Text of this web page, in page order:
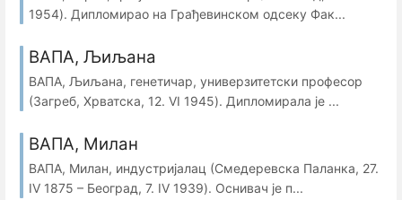
1954). Дипломирао на Грађевинском одсеку Фак...
ВАПА, Љиљана
ВАПА, Љиљана, генетичар, универзитетски професор
(Загреб, Хрватска, 12. VI 1945). Дипломирала је ...
ВАПА, Милан
ВАПА, Милан, индустријалац (Смедеревска Паланка, 27.
IV 1875 – Београд, 7. IV 1939). Оснивач је п...